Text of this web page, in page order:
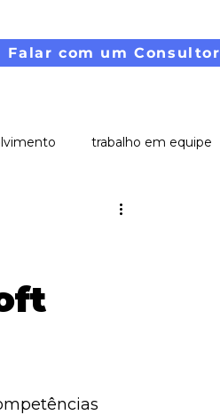
Falar com um Consultor
trabalho em equipe